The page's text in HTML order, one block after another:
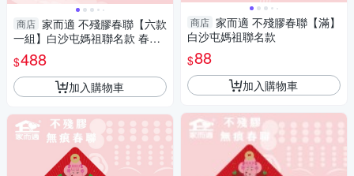
商店 家而適 不殘膠春聯【六款
一組】白沙屯媽祖聯名款 春、
福、滿、招財進寶、山珍海
味、勇
$488
加入購物車
商店 家而適 不殘膠春聯【滿】
白沙屯媽祖聯名款
$88
加入購物車